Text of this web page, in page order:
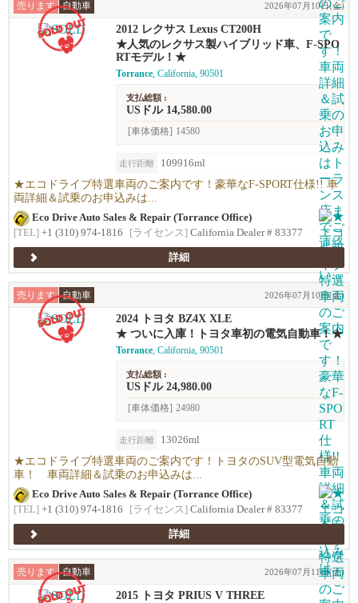
売ります 自動車 2026年07月10日(金)
2012 レクサス Lexus CT200H
★人気のレクサス製ハイブリッド車、F-SPO
RTモデル！★
Torrance, California, 90501
支払総額 :
USドル 14,580.00
[車体価格] 14580
走行距離 109916ml
★エコドライブ特選車両のご案内です！豪華なF-SPORT仕様!! 車
両詳細＆試乗のお申込みは...
Eco Drive Auto Sales & Repair (Torrance Office)
[TEL] +1 (310) 974-1816 [ライセンス] California Dealer # 83377
詳細
売ります 自動車 2026年07月10日(金)
2024 トヨタ BZ4X XLE
★ ついに入庫！トヨタ車初の電気自動車！★
Torrance, California, 90501
支払総額 :
USドル 24,980.00
[車体価格] 24980
走行距離 13026ml
★エコドライブ特選車両のご案内です！トヨタのSUV型電気自動
車！ 車両詳細＆試乗のお申込みは...
Eco Drive Auto Sales & Repair (Torrance Office)
[TEL] +1 (310) 974-1816 [ライセンス] California Dealer # 83377
詳細
売ります 自動車 2026年07月11日(土)
2015 トヨタ PRIUS V THREE